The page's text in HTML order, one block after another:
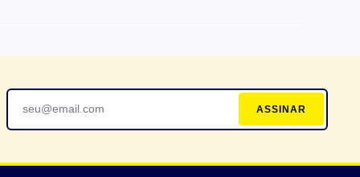
Terraço ASSINAR